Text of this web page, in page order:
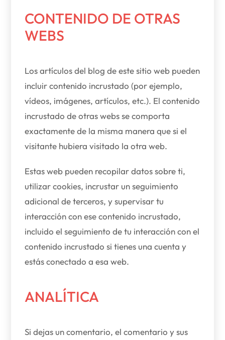
CONTENIDO DE OTRAS
WEBS
Los artículos del blog de este sitio web pueden
incluir contenido incrustado (por ejemplo,
vídeos, imágenes, artículos, etc.). El contenido
incrustado de otras webs se comporta
exactamente de la misma manera que si el
visitante hubiera visitado la otra web.
Estas web pueden recopilar datos sobre ti,
utilizar cookies, incrustar un seguimiento
adicional de terceros, y supervisar tu
interacción con ese contenido incrustado,
incluido el seguimiento de tu interacción con el
contenido incrustado si tienes una cuenta y
estás conectado a esa web.
ANALÍTICA
Si dejas un comentario, el comentario y sus